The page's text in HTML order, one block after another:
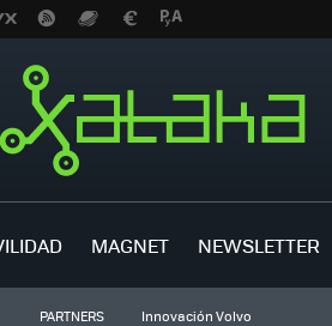
MAGNET NEWSLETTER
PARTNERS Innovación Volvo